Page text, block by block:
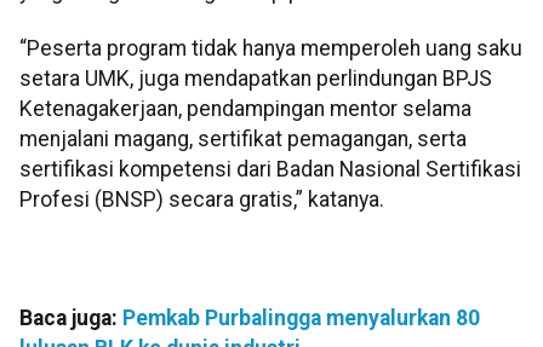
“Peserta program tidak hanya memperoleh uang saku
setara UMK, juga mendapatkan perlindungan BPJS
Ketenagakerjaan, pendampingan mentor selama
menjalani magang, sertifikat pemagangan, serta
sertifikasi kompetensi dari Badan Nasional Sertifikasi
Profesi (BNSP) secara gratis,” katanya.
Baca juga: Pemkab Purbalingga menyalurkan 80